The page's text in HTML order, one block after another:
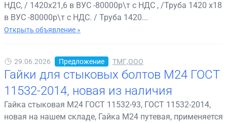
НДС, / 1420х21,6 в ВУС -80000р\т с НДС , /Труба 1420 х18
в ВУС -80000р\т с НДС. / Труба 1420...
Открыть объявление »
29.06.2026 Предложение ТМГ,ООО
Гайки для стыковых болтов М24 ГОСТ
11532-2014, новая из наличия
Гайка стыковая М24 ГОСТ 11532-93, ГОСТ 11532-2014,
новая на нашем складе, Гайка М24 путевая, применяется